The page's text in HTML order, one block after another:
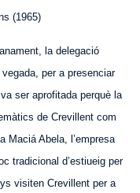
(1965)
la delegació
per a presenciar
ser aprofitada perquè la
de Crevillent com
Maciá Abela, l’empresa
tradicional d’estiueig per
visiten Crevillent per a